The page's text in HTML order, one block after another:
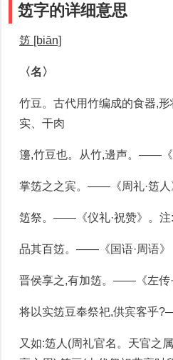
笾字的详细意思
笾 [biān]
〈名〉
竹豆。古代用竹编成的食器,
实、干肉
籩,竹豆也。从竹,邊声。——《
掌笾之之宾。——《周礼·笾人
笾祭。——《仪礼·祝赞》。注:
品其百笾。——《国语·周语》
晋侯享之,有加笾。——《左传·
将以实笾豆奉祭祀,供宾客乎
又如:笾人(周礼官名。天官之